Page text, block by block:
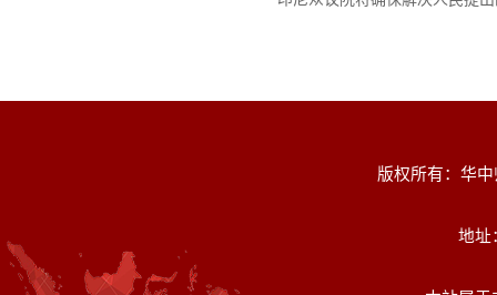
版权所有：华
地址